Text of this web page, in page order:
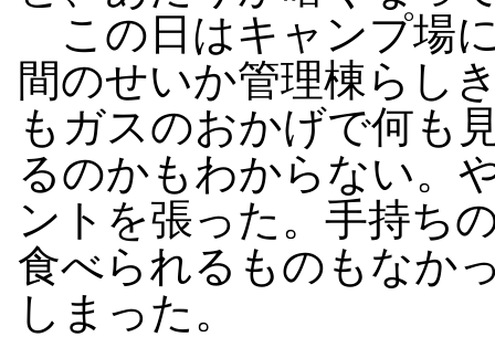
この日はキャンプ場
間のせいか管理棟らし
もガスのおかげで何も
るのかもわからない。
ントを張った。手持ち
食べられるものもなか
しまった。